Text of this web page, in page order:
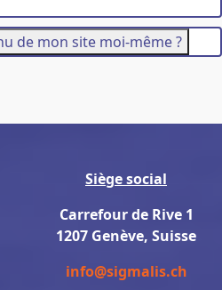
de mon site moi-même ?
Siège social
Carrefour de Rive 1
1207 Genève, Suisse
info@sigmalis.ch